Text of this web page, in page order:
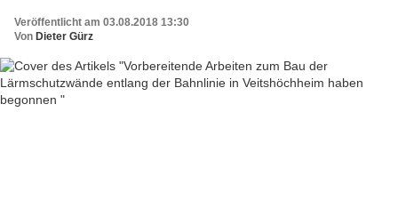
Veröffentlicht am 03.08.2018 13:30
Von Dieter Gürz